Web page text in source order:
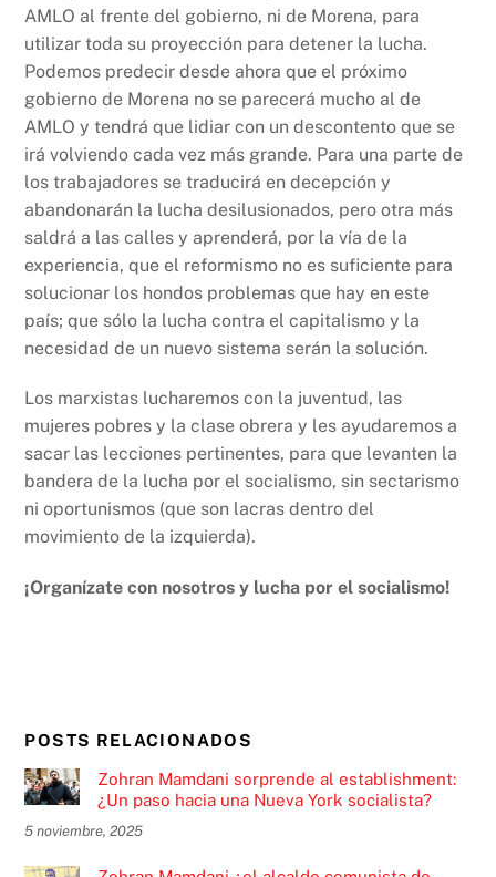
AMLO al frente del gobierno, ni de Morena, para
utilizar toda su proyección para detener la lucha.
Podemos predecir desde ahora que el próximo
gobierno de Morena no se parecerá mucho al de
AMLO y tendrá que lidiar con un descontento que se
irá volviendo cada vez más grande. Para una parte de
los trabajadores se traducirá en decepción y
abandonarán la lucha desilusionados, pero otra más
saldrá a las calles y aprenderá, por la vía de la
experiencia, que el reformismo no es suficiente para
solucionar los hondos problemas que hay en este
país; que sólo la lucha contra el capitalismo y la
necesidad de un nuevo sistema serán la solución.
Los marxistas lucharemos con la juventud, las
mujeres pobres y la clase obrera y les ayudaremos a
sacar las lecciones pertinentes, para que levanten la
bandera de la lucha por el socialismo, sin sectarismo
ni oportunismos (que son lacras dentro del
movimiento de la izquierda).
¡Organízate con nosotros y lucha por el socialismo!
POSTS RELACIONADOS
Zohran Mamdani sorprende al establishment:
¿Un paso hacia una Nueva York socialista?
5 noviembre, 2025